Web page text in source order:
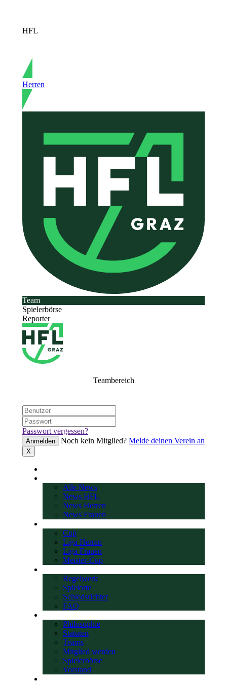
HFL
Herren
Team
Spielerbörse
Reporter
Teambereich
Passwort vergessen?
Anmelden Noch kein Mitglied? Melde deinen Verein an
X
Alle News
News HFL
News Herren
News Frauen
Cup
Liga Herren
Liga Frauen
Meister-Cup
Regelwerk
Spielorte
Schiedsrichter
FAQ
Philosophie
Statuten
Teams
Mitglied werden
Spielerbörse
Vorstand